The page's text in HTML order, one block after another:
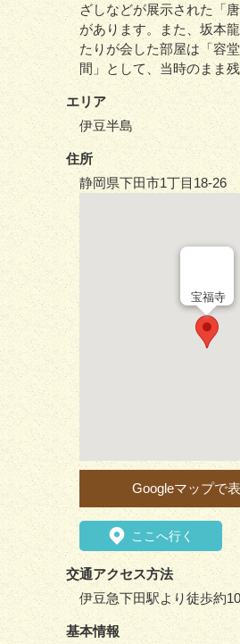
ざしなどが展示された「
があります。また、坂本
たりが会した部屋は「容
間」として、当時のまま
エリア
伊豆半島
住所
静岡県下田市1丁目18-26
宝福寺
Googleマップで
ここへ行く
交通アクセス方法
伊豆急下田駅より徒歩約
基本情報